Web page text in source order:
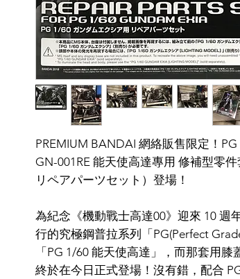
PREMIUM BANDAI 網絡販售限定！PG
GN-001RE 能天使高達專用 修補型零
リペアパーツセット）登場！
為紀念《機動戰士高達00》迎來 10 週
行的究極鋼普拉系列「PG(Perfect
「PG 1/60 能天使高達」，而那套用
終於在今日正式登場！沒有錯，配合